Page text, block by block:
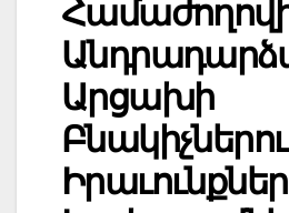
Արցախի
Բնակիչներու